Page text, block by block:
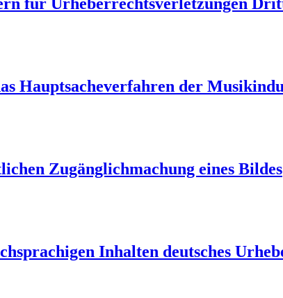
für Urheberrechtsverletzungen
Hauptsacheverfahren der
Zugänglichmachung eines Bildes
Inhalten deutsches